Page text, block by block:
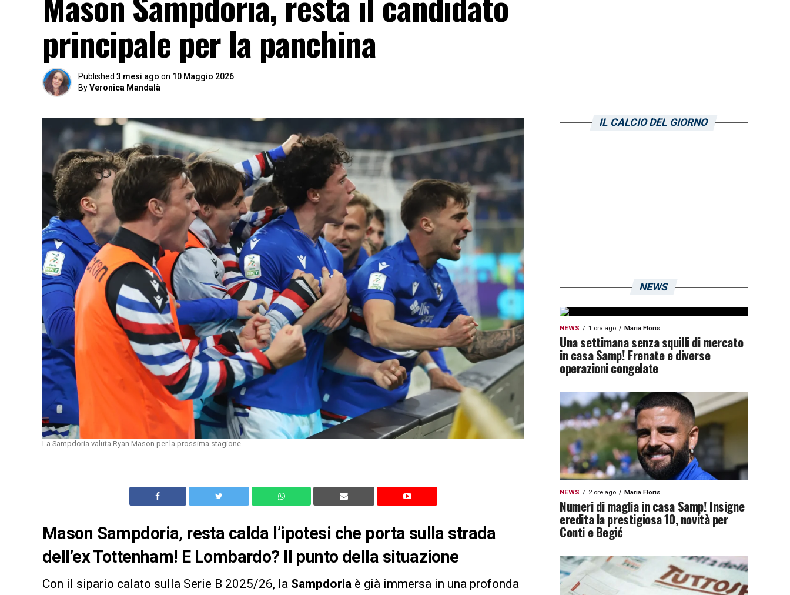
principale per la panchina
Published 3 mesi ago on 10 Maggio 2026
ByVeronica Mandalà
La Sampdoria valuta Ryan Mason per la prossima stagione
Mason Sampdoria, resta calda l’ipotesi che porta sulla strada
dell’ex Tottenham! E Lombardo? Il punto della situazione
Con il sipario calato sulla Serie B 2025/26, la Sampdoria è già immersa in una profonda
IL CALCIO DEL GIORNO
NEWS
NEWS 1 ora ago Maria Floris
Una settimana senza squilli di mercato
in casa Samp! Frenate e diverse
operazioni congelate
NEWS 2 ore ago Maria Floris
Numeri di maglia in casa Samp! Insigne
eredita la prestigiosa 10, novità per
Conti e Begić